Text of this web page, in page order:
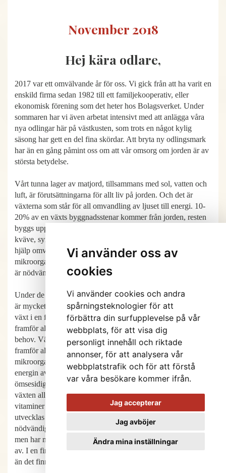
Vi använder oss av
cookies
Vi använder cookies och andra
spårningsteknologier för att
förbättra din surfupplevelse på vår
webbplats, för att visa dig
personligt innehåll och riktade
annonser, för att analysera vår
webbplatstrafik och för att förstå
var våra besökare kommer ifrån.
Jag accepterar
Jag avböjer
Ändra mina inställningar
November 2018
Hej kära odlare,
2017 var ett omvälvande år för oss. Vi gick från att ha varit en
enskild firma sedan 1982 till ett familjekooperativ, eller
ekonomisk förening som det heter hos Bolagsverket. Under
sommaren har vi även arbetat intensivt med att anlägga våra
nya odlingar här på västkusten, som trots en något kylig
säsong har gett en del fina skördar. Att bryta ny odlingsmark
har än en gång påmint oss om att vår omsorg om jorden är av
största betydelse.
Vårt tunna lager av matjord, tillsammans med sol, vatten och
luft, är förutsättningarna för allt liv på jorden. Och det är
växterna som står för all omvandling av ljuset till energi. 10-
20% av en växts byggnadsstenar kommer från jorden, resten
byggs upp av de ämnen som finns i vår atmosfär. Väte,
kväve, syre och framför allt koldioxid som med fotosyntesens
hjälp omvandlas till energi, som i sin tur med hjälp av jordens
mikroorganismer bygger upp växtens alla beståndsdelar och
är nödvändig för jordens aggregatstruktur.
Under de senaste åren har analyser visat att samspelet i jorden
är mycket mer komplicerat än vad vi kunnat föreställa oss. En
växt i en fruktbar och balanserad jord kommunicerar med
framför allt olika svampar och bakterier för att tillgodose sina
behov. Växterna delar med sig av sin insamlade energi,
framför allt som olika kolföreningar, till myriader av olika
mikroorganismer i jorden. Mer än hälften av den genererade
energin avger växterna genom sina fina rottrådar i sitt
ömsesidiga förhållande till jordens organismer. I utbyte får
växten alla de näringsämnen, inklusive antibiotika och
vitaminer i organisk form, som den behöver för att växa och
utvecklas till en frisk och motståndskraftig planta. Detta
nödvändiga samspel har vi tills nyligen varit omedvetna om,
men har med forskningens hjälp nu börjat förstå innebörden
av. I en fingerborg med levande jord finns det fler organismer
än det finns människor på jorden.